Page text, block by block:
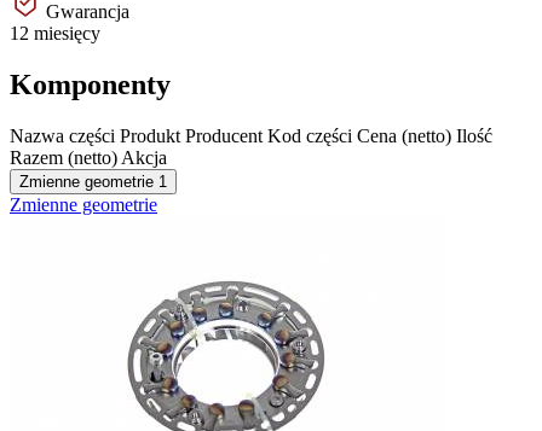
Gwarancja
12 miesięcy
Komponenty
Nazwa części Produkt Producent Kod części Cena (netto) Ilość
Razem (netto) Akcja
Zmienne geometrie 1
Zmienne geometrie